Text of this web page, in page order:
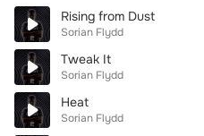
Rising from Dust
Sorian Flydd
Tweak It
Sorian Flydd
Heat
Sorian Flydd